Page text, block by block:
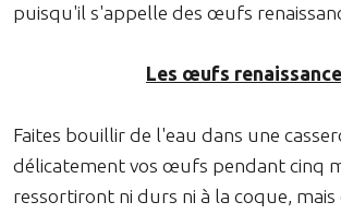
puisqu'il s'appelle des œufs
Les œufs renaissance
Faites bouillir de l'eau dans une
délicatement vos œufs pendant cinq
ressortiront ni durs ni à la coque,